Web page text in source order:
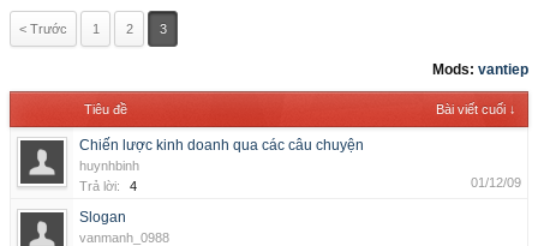
< Trước 1 2 3
Mods: vantiep
Tiêu đề Bài viết cuối ↓
Chiến lược kinh doanh qua các câu chuyện
huynhbinh
Trả lời:
4 01/12/09
Slogan
vanmanh_0988